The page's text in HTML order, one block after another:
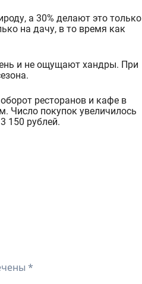
а 30% делают это только
на дачу, в то время как
и не ощущают хандры. При
ресторанов и кафе в
Число покупок увеличилось
150 рублей.
*